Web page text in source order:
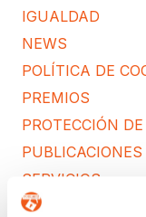
IGUALDAD
NEWS
POLÍTICA DE
PREMIOS
PROTECCIÓN
SERVICIOS
WEBINARS Y